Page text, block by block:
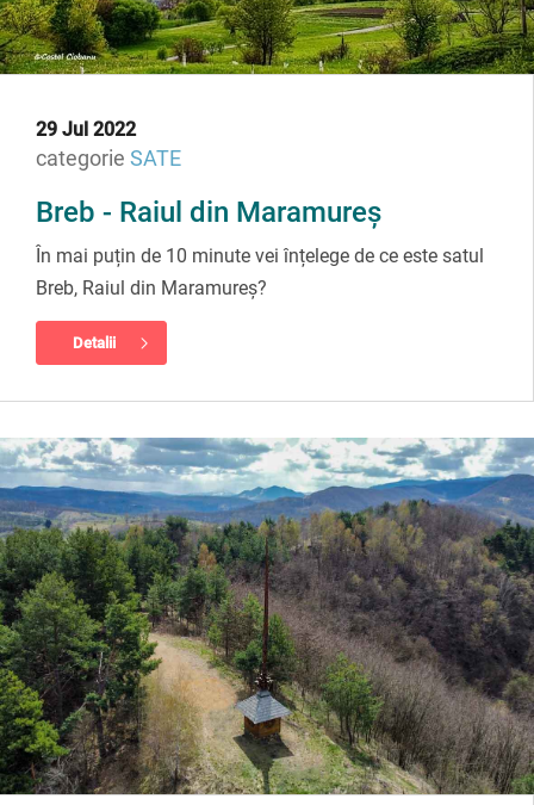
29 Jul 2022
categorie SATE
Breb - Raiul din Maramureș
În mai puțin de 10 minute vei înțelege de ce este satul
Breb, Raiul din Maramureș?
Detalii